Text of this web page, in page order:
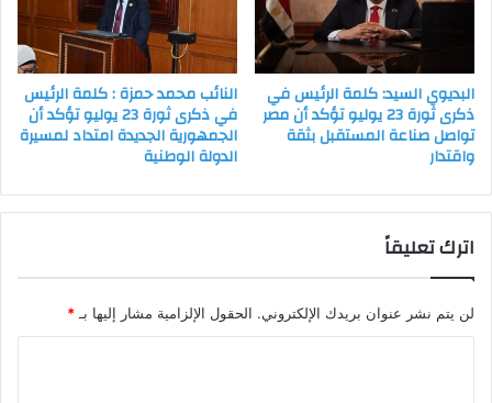
البديوي السيد: كلمة الرئيس في
ذكرى ثورة 23 يوليو تؤكد أن مصر
تواصل صناعة المستقبل بثقة
واقتدار
النائب محمد حمزة : كلمة الرئيس
في ذكرى ثورة 23 يوليو تؤكد أن
الجمهورية الجديدة امتداد لمسيرة
الدولة الوطنية
اترك تعليقاً
لن يتم نشر عنوان بريدك الإلكتروني. الحقول الإلزامية مشار إليها بـ*